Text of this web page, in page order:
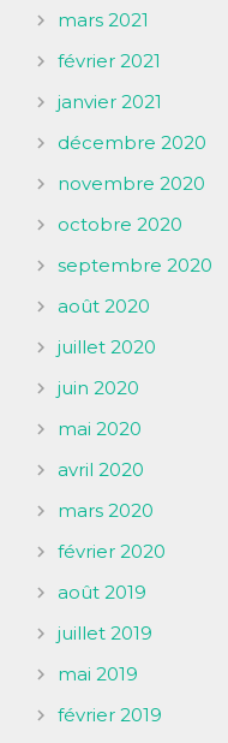
mars 2021
février 2021
janvier 2021
décembre 2020
novembre 2020
octobre 2020
septembre 2020
août 2020
juillet 2020
juin 2020
mai 2020
avril 2020
mars 2020
février 2020
août 2019
juillet 2019
mai 2019
février 2019